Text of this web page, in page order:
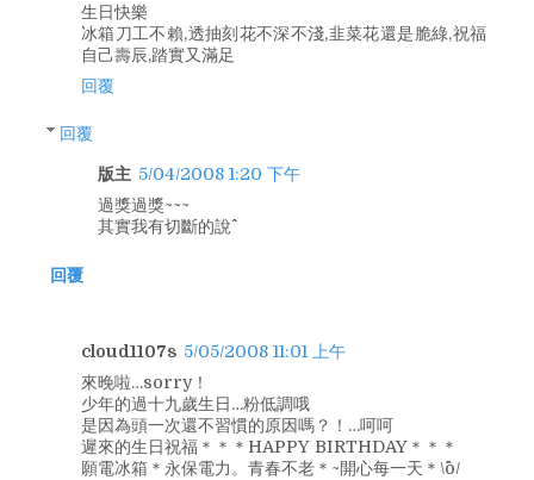
生日快樂
冰箱刀工不賴,透抽刻花不深不淺,韭菜花還是脆綠,祝福
自己壽辰,踏實又滿足
回覆
回覆
版主 5/04/2008 1:20 下午
過獎過獎~~~
其實我有切斷的說^^
回覆
cloud1107s 5/05/2008 11:01 上午
來晚啦…sorry！
少年的過十九歲生日…粉低調哦
是因為頭一次還不習慣的原因嗎？！…呵呵
遲來的生日祝福＊＊＊HAPPY BIRTHDAY＊＊＊
願電冰箱＊永保電力。青春不老＊~開心每一天＊\^o^/